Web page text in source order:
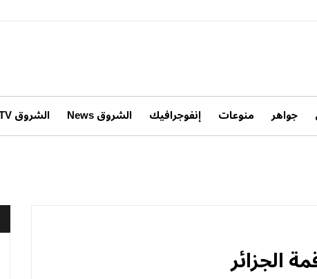
جواهر منوعات إنفوجرافيك الشروق News الشروق TV
الجزائر